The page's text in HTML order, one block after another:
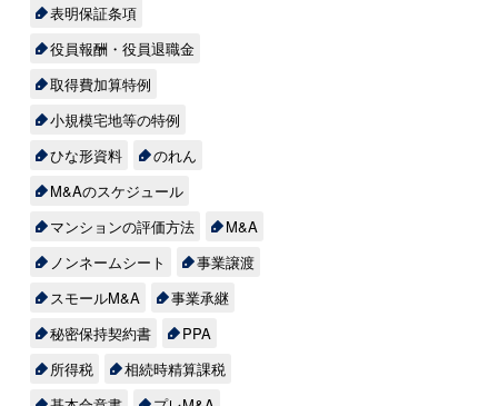
表明保証条項
役員報酬・役員退職金
取得費加算特例
小規模宅地等の特例
ひな形資料
のれん
M&Aのスケジュール
マンションの評価方法
M&A
ノンネームシート
事業譲渡
スモールM&A
事業承継
秘密保持契約書
PPA
所得税
相続時精算課税